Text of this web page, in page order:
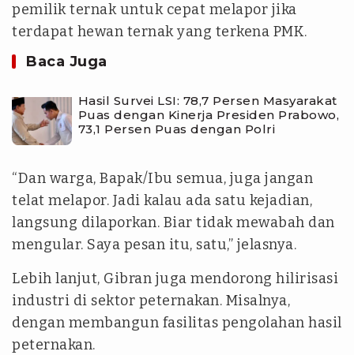
pemilik ternak untuk cepat melapor jika
terdapat hewan ternak yang terkena PMK.
Baca Juga
Hasil Survei LSI: 78,7 Persen Masyarakat
Puas dengan Kinerja Presiden Prabowo,
73,1 Persen Puas dengan Polri
“Dan warga, Bapak/Ibu semua, juga jangan
telat melapor. Jadi kalau ada satu kejadian,
langsung dilaporkan. Biar tidak mewabah dan
mengular. Saya pesan itu, satu,” jelasnya.
Lebih lanjut, Gibran juga mendorong hilirisasi
industri di sektor peternakan. Misalnya,
dengan membangun fasilitas pengolahan hasil
peternakan.